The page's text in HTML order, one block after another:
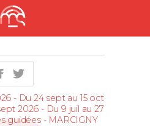
- Du 24 sept au 15 oct
2026 - Du 9 juil au 27
guidées - MARCIGNY